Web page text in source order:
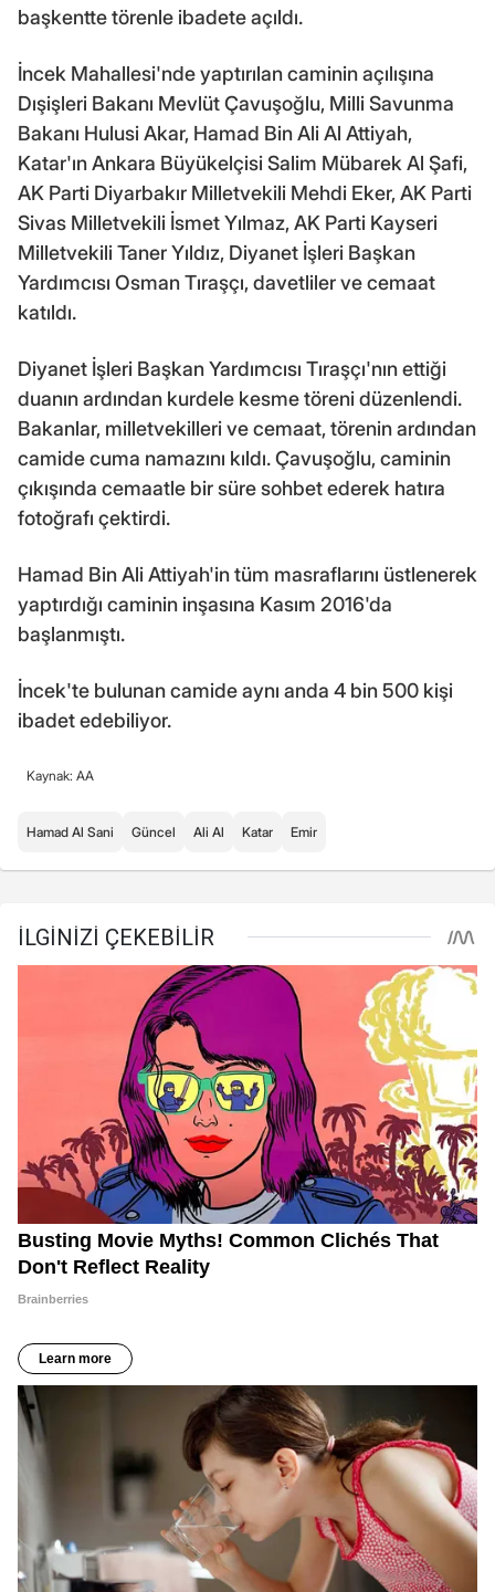
başkentte törenle ibadete açıldı.
İncek Mahallesi'nde yaptırılan caminin açılışına
Dışişleri Bakanı Mevlüt Çavuşoğlu, Milli Savunma
Bakanı Hulusi Akar, Hamad Bin Ali Al Attiyah,
Katar'ın Ankara Büyükelçisi Salim Mübarek Al Şafi,
AK Parti Diyarbakır Milletvekili Mehdi Eker, AK Parti
Sivas Milletvekili İsmet Yılmaz, AK Parti Kayseri
Milletvekili Taner Yıldız, Diyanet İşleri Başkan
Yardımcısı Osman Tıraşçı, davetliler ve cemaat
katıldı.
Diyanet İşleri Başkan Yardımcısı Tıraşçı'nın ettiği
duanın ardından kurdele kesme töreni düzenlendi.
Bakanlar, milletvekilleri ve cemaat, törenin ardından
camide cuma namazını kıldı. Çavuşoğlu, caminin
çıkışında cemaatle bir süre sohbet ederek hatıra
fotoğrafı çektirdi.
Hamad Bin Ali Attiyah'in tüm masraflarını üstlenerek
yaptırdığı caminin inşasına Kasım 2016'da
başlanmıştı.
İncek'te bulunan camide aynı anda 4 bin 500 kişi
ibadet edebiliyor.
Kaynak: AA
Hamad Al Sani Güncel Ali Al Katar Emir